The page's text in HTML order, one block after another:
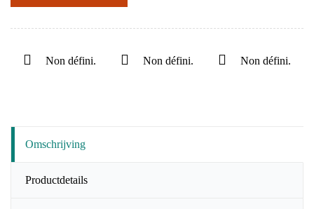
Non défini. Non défini. Non défini.
Omschrijving
Productdetails